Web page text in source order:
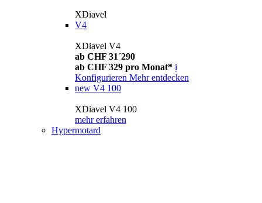
XDiavel
V4
XDiavel V4
ab CHF 31´290
ab CHF 329 pro Monat* i
Konfigurieren Mehr entdecken
new V4 100
XDiavel V4 100
mehr erfahren
Hypermotard